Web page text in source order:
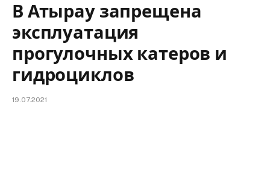
В Атырау запрещена
эксплуатация
прогулочных катеров и
гидроциклов
19.07.2021